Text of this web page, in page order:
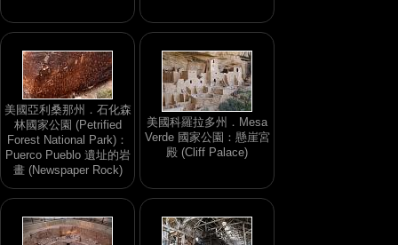
美國亞利桑那州．石化森
林國家公園 (Petrified
Forest National Park)：
Puerco Pueblo 遺址的岩
畫 (Newspaper Rock)
美國科羅拉多州．Mesa
Verde 國家公園：懸崖宮
殿 (Cliff Palace)